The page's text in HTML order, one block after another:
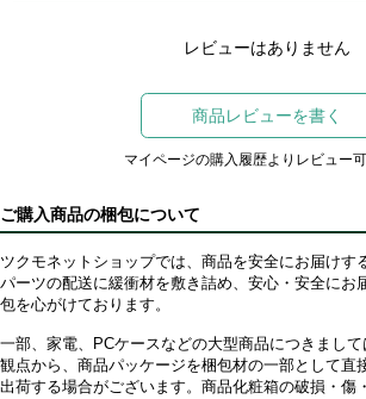
レビューはありません
商品レビューを書く
マイページの購入履歴よりレビュー
ご購入商品の梱包について
ツクモネットショップでは、商品を安全にお届けす
パーツの配送に緩衝材を敷き詰め、安心・安全にお
包を心がけております。
一部、家電、PCケースなどの大型商品につきまし
観点から、商品パッケージを梱包材の一部として直
出荷する場合がございます。商品化粧箱の破損・傷